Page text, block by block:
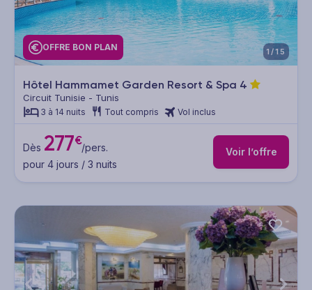
OFFRE BON PLAN 1/15
Hôtel Hammamet Garden Resort & Spa 4
Circuit Tunisie - Tunis
3 à 14 nuits Tout compris Vol inclus
Dès 277€/pers.
pour 4 jours / 3 nuits
Voir l’offre